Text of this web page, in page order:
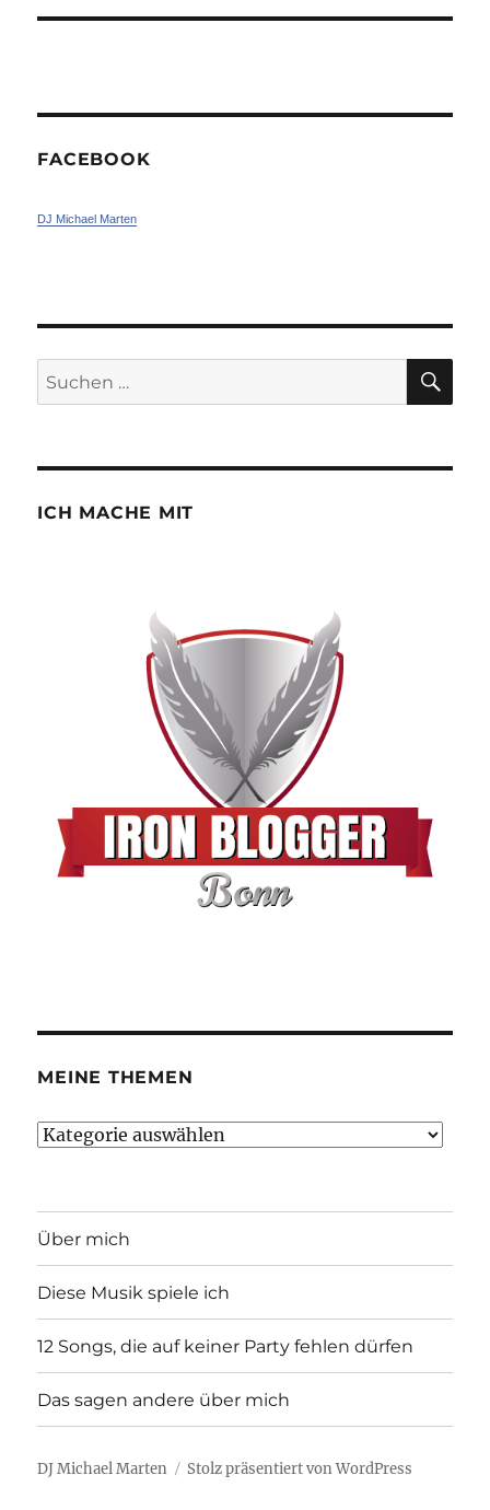
FACEBOOK
DJ Michael Marten
Suchen
nach:
ICH MACHE MIT
MEINE THEMEN
Meine
Über mich
Diese Musik spiele ich
12 Songs, die auf keiner Party fehlen dürfen
Das sagen andere über mich
DJ Michael Marten Stolz präsentiert von WordPress